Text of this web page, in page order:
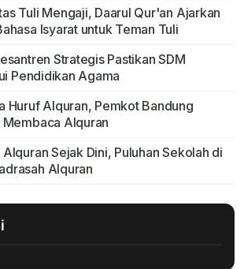
Tuli Mengaji, Daarul Qur'an Ajarkan
Isyarat untuk Teman Tuli
Strategis Pastikan SDM
Pendidikan Agama
Huruf Alquran, Pemkot Bandung
Alquran
Sejak Dini, Puluhan Sekolah di
Alquran